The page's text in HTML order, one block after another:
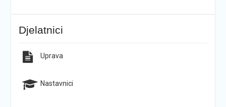
Popis udžbenika za školsku godinu 2026./2027.
godini 2025./2026.
Natječaj za upis u 1. razred Katoličke gimnazije s
pravom javnosti
Djelatnici
Uprava
Nastavnici